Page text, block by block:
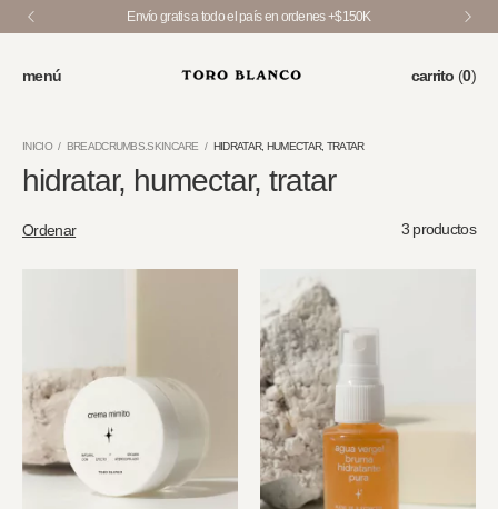
Envío gratis a todo el país en ordenes +$150K
menú carrito (0)
INICIO / BREADCRUMBS.SKINCARE / HIDRATAR, HUMECTAR, TRATAR
hidratar, humectar, tratar
Ordenar 3 productos